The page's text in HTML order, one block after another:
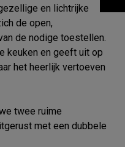
en lichtrijke
de open,
de nodige toestellen.
keuken en geeft uit op
het heerlijk vertoeven
twee ruime
met een dubbele